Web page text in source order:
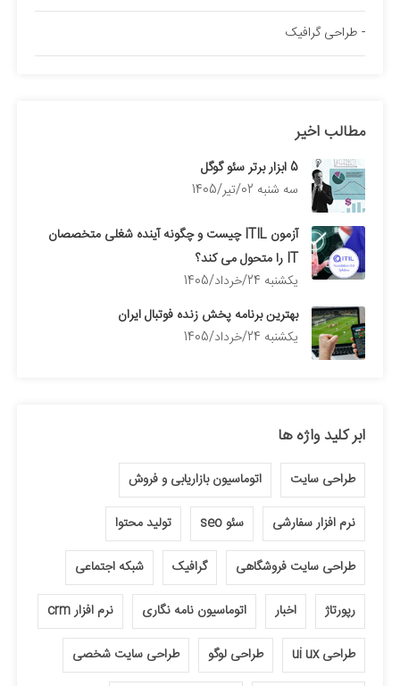
طراحی گرافیک
مطالب اخیر
5 ابزار برتر سئو گوگل
سه شنبه 02/تیر/1405
آزمون ITIL چیست و چگونه آینده شغلی متخصصان
IT را متحول می کند؟
يكشنبه 24/خرداد/1405
بهترین برنامه پخش زنده فوتبال ایران
يكشنبه 24/خرداد/1405
ابر کلید واژه ها
طراحی سایت اتوماسیون بازاریابی و فروش
نرم افزار سفارشی سئو seo تولید محتوا
طراحی سایت فروشگاهی گرافیک شبکه اجتماعی
رپورتاژ اخبار اتوماسیون نامه نگاری نرم افزار crm
طراحی ui ux طراحی لوگو طراحی سایت شخصی